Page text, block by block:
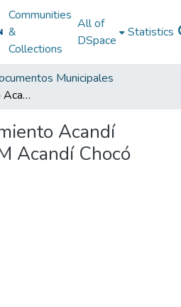
Communities
&
Collections
All of
DSpace
Statistics
Municipales
Plan de Mejoramiento Acandí Chocó 2012: PM Acandí Chocó 2012
Acandí
Acandí Chocó